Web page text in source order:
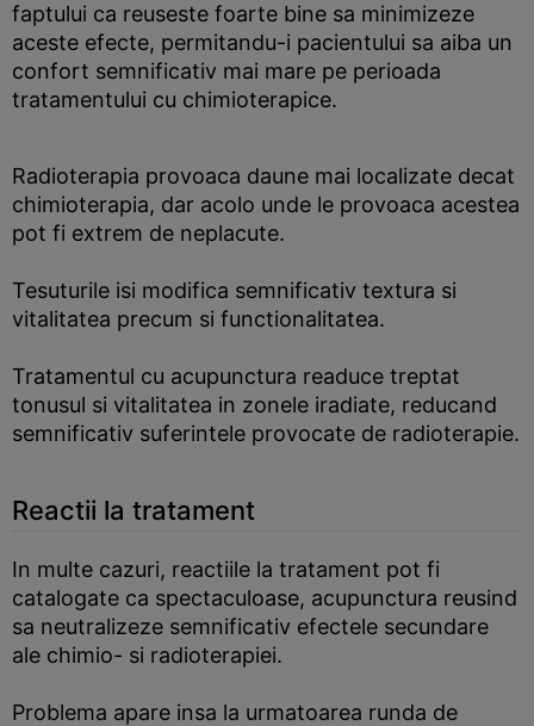
faptului ca reuseste foarte bine sa minimizeze
aceste efecte, permitandu-i pacientului sa aiba un
confort semnificativ mai mare pe perioada
tratamentului cu chimioterapice.
Radioterapia provoaca daune mai localizate decat
chimioterapia, dar acolo unde le provoaca acestea
pot fi extrem de neplacute.
Tesuturile isi modifica semnificativ textura si
vitalitatea precum si functionalitatea.
Tratamentul cu acupunctura readuce treptat
tonusul si vitalitatea in zonele iradiate, reducand
semnificativ suferintele provocate de radioterapie.
Reactii la tratament
In multe cazuri, reactiile la tratament pot fi
catalogate ca spectaculoase, acupunctura reusind
sa neutralizeze semnificativ efectele secundare
ale chimio- si radioterapiei.
Problema apare insa la urmatoarea runda de